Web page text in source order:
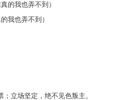
的我也弄不到）
我也弄不到）
立场坚定，绝不见色叛主。